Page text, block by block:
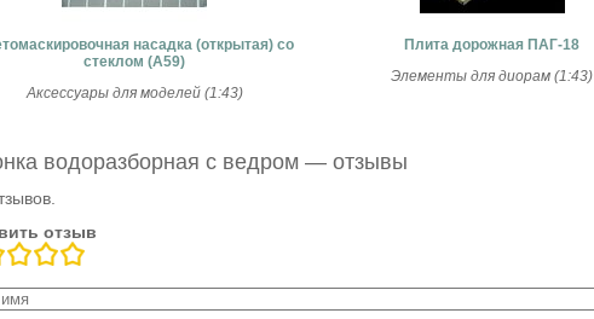
насадка (открытая) со
стеклом (А59)
Аксессуары для моделей (1:43)
Плита дорожная ПАГ-18
Элементы для диорам (1:43)
водоразборная с ведром — отзывы
отзыв